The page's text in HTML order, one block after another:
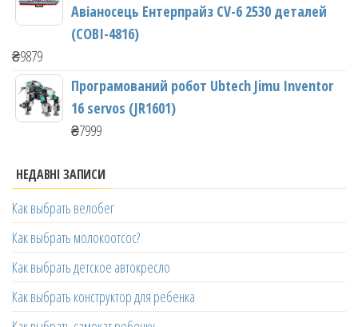
Авіаносець Ентерпрайз CV-6 2530 деталей
(COBI-4816)
₴9879
Програмований робот Ubtech Jimu Inventor
16 servos (JR1601)
₴7999
НЕДАВНІ ЗАПИСИ
Как выбрать велобег
Как выбрать молокоотсос?
Как выбрать детское автокресло
Как выбрать конструктор для ребенка